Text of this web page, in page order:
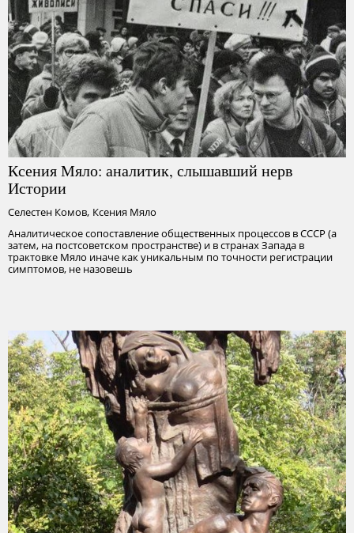
Ксения Мяло: аналитик, слышавший нерв
Истории
Селестен Комов, Ксения Мяло
Аналитическое сопоставление общественных процессов в СССР (а
затем, на постсоветском пространстве) и в странах Запада в
трактовке Мяло иначе как уникальным по точности регистрации
симптомов, не назовешь